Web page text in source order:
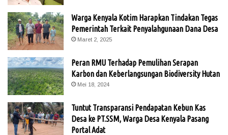
Warga Kenyala Kotim Harapkan Tindakan Tegas
Pemerintah Terkait Penyalahgunaan Dana Desa
Maret 2, 2025
Peran RMU Terhadap Pemulihan Serapan
Karbon dan Keberlangsungan Biodiversity Hutan
Mei 18, 2024
Tuntut Transparansi Pendapatan Kebun Kas
Desa ke PT.SSM, Warga Desa Kenyala Pasang
Portal Adat